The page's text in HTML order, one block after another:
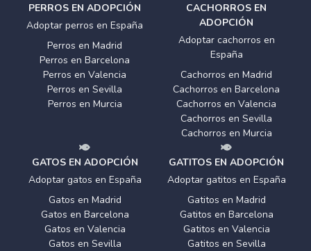
PERROS EN ADOPCIÓN
Adoptar perros en España
Perros en Madrid
Perros en Barcelona
Perros en Valencia
Perros en Sevilla
Perros en Murcia
CACHORROS EN
ADOPCIÓN
Adoptar cachorros en
España
Cachorros en Madrid
Cachorros en Barcelona
Cachorros en Valencia
Cachorros en Sevilla
Cachorros en Murcia
GATOS EN ADOPCIÓN
Adoptar gatos en España
Gatos en Madrid
Gatos en Barcelona
Gatos en Valencia
Gatos en Sevilla
GATITOS EN ADOPCIÓN
Adoptar gatitos en España
Gatitos en Madrid
Gatitos en Barcelona
Gatitos en Valencia
Gatitos en Sevilla